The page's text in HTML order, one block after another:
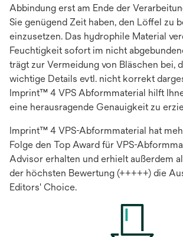
Abbindung erst am Ende der
Sie genügend Zeit haben, den Löffel zu
einzusetzen. Das hydrophile Material
Feuchtigkeit sofort im nicht
trägt zur Vermeidung von Bläschen bei,
wichtige Details evtl. nicht korrekt
Imprint™ 4 VPS Abformmaterial hilft
eine herausragende Genauigkeit zu
Imprint™ 4 VPS-Abformmaterial hat
Folge den Top Award für VPS-
Advisor erhalten und erhielt außerdem
der höchsten Bewertung (+++++) die
Editors' Choice.